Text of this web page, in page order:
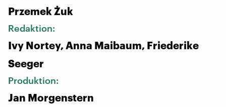
Przemek Żuk
Redaktion:
Ivy Nortey, Anna Maibaum, Friederike
Seeger
Produktion:
Jan Morgenstern